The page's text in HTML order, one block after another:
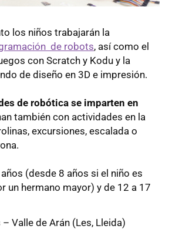
los niños trabajarán la
de robots, así como el
con Scratch y Kodu y la
de diseño en 3D e impresión.
de robótica se imparten en
también con actividades en la
excursiones, escalada o
(desde 8 años si el niño es
un hermano mayor) y de 12 a 17
Valle de Arán (Les, Lleida)